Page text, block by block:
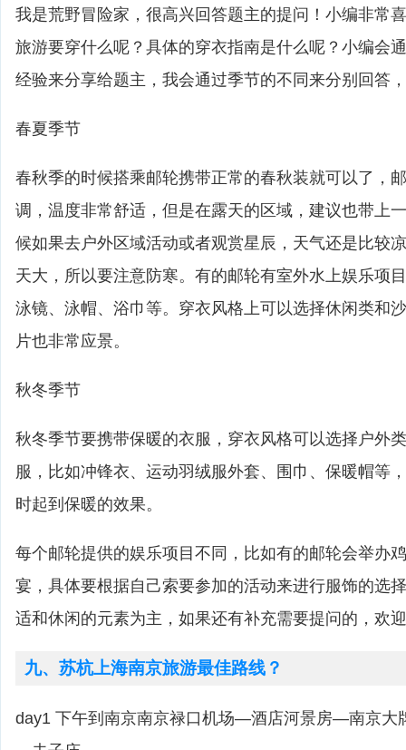
我是荒野冒险家，很高兴回答题主的提问！小编非常
旅游要穿什么呢？具体的穿衣指南是什么呢？小编会
经验来分享给题主，我会通过季节的不同来分别回答
春夏季节
春秋季的时候搭乘邮轮携带正常的春秋装就可以了，
调，温度非常舒适，但是在露天的区域，建议也带上
候如果去户外区域活动或者观赏星辰，天气还是比较
天大，所以要注意防寒。有的邮轮有室外水上娱乐项
泳镜、泳帽、浴巾等。穿衣风格上可以选择休闲类和
片也非常应景。
秋冬季节
秋冬季节要携带保暖的衣服，穿衣风格可以选择户外
服，比如冲锋衣、运动羽绒服外套、围巾、保暖帽等
时起到保暖的效果。
每个邮轮提供的娱乐项目不同，比如有的邮轮会举办
宴，具体要根据自己索要参加的活动来进行服饰的选
适和休闲的元素为主，如果还有补充需要提问的，欢
九、苏杭上海南京旅游最佳路线？
day1 下午到南京南京禄口机场—酒店河景房—南京大